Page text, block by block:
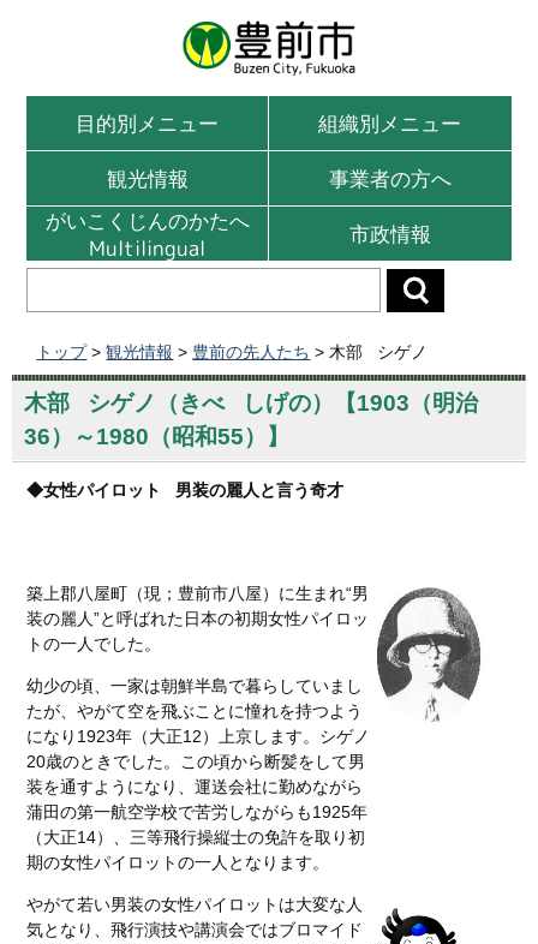
目的別メニュー
組織別メニュー
観光情報
事業者の方へ
がいこくじんのかたへ
Multilingual
市政情報
トップ >観光情報 > 豊前の先人たち > 木部 シゲノ
木部 シゲノ（きべ しげの）【1903（明治
36）～1980（昭和55）】
◆女性パイロット 男装の麗人と言う奇才
築上郡八屋町（現；豊前市八屋）に生まれ“男
装の麗人”と呼ばれた日本の初期女性パイロッ
トの一人でした。
幼少の頃、一家は朝鮮半島で暮らしていまし
たが、やがて空を飛ぶことに憧れを持つよう
になり1923年（大正12）上京します。シゲノ
20歳のときでした。この頃から断髪をして男
装を通すようになり、運送会社に勤めながら
蒲田の第一航空学校で苦労しながらも1925年
（大正14）、三等飛行操縦士の免許を取り初
期の女性パイロットの一人となります。
やがて若い男装の女性パイロットは大変な人
気となり、飛行演技や講演会ではブロマイド